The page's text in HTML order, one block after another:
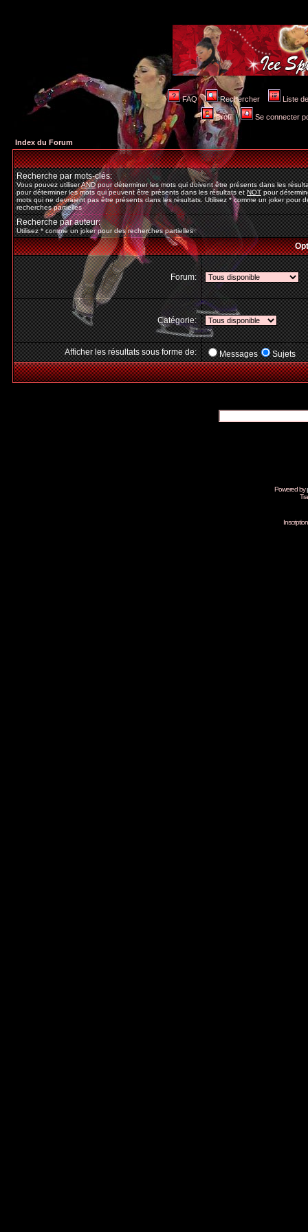
FAQ Rechercher Liste
Profil Se connecter
Index du Forum
Recherche par mots-clés:
Vous pouvez utiliserANDpour déterminer les mots qui doivent être présents dans les
pour déterminer les mots qui peuvent être présents dans les résultats etNOTpour
mots qui ne devraient pas être présents dans les résultats. Utilisez * comme un joker pour
recherches partielles
Recherche par auteur:
Utilisez * comme un joker pour des recherches partielles
Forum:
Catégorie:
Afficher les résultats sous forme de: Messages Sujets
Powered by